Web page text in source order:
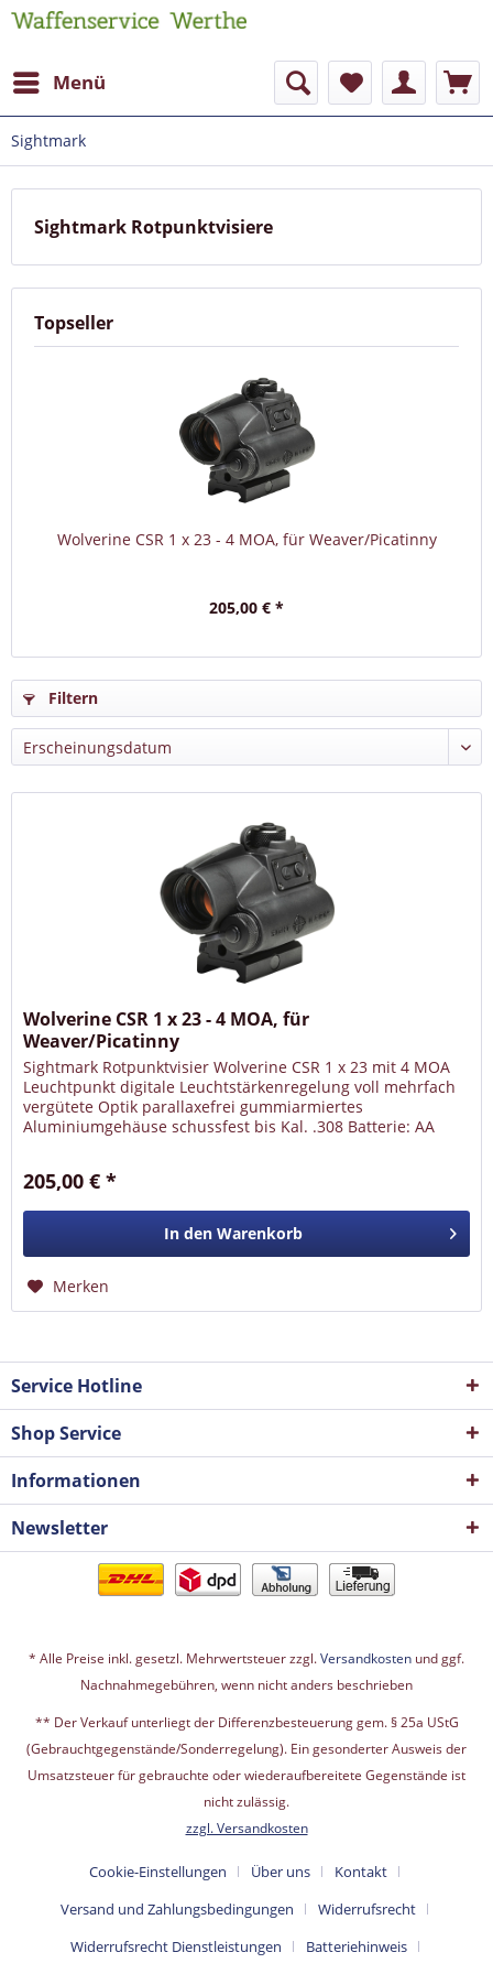
Menü
Sightmark
Sightmark Rotpunktvisiere
Topseller
Wolverine CSR 1 x 23 - 4 MOA, für Weaver/Picatinny
205,00 € *
Filtern
Wolverine CSR 1 x 23 - 4 MOA, für
Weaver/Picatinny
Sightmark Rotpunktvisier Wolverine CSR 1 x 23 mit 4 MOA
Leuchtpunkt digitale Leuchtstärkenregelung voll mehrfach
vergütete Optik parallaxefrei gummiarmiertes
Aluminiumgehäuse schussfest bis Kal. .308 Batterie: AA
205,00 € *
In den Warenkorb
Merken
Service Hotline
Shop Service
Informationen
Newsletter
* Alle Preise inkl. gesetzl. Mehrwertsteuer zzgl.Versandkosten und ggf.
Nachnahmegebühren, wenn nicht anders beschrieben
** Der Verkauf unterliegt der Differenzbesteuerung gem. § 25a UStG
(Gebrauchtgegenstände/Sonderregelung). Ein gesonderter Ausweis der
Umsatzsteuer für gebrauchte oder wiederaufbereitete Gegenstände ist
nicht zulässig.
zzgl. Versandkosten
Cookie-Einstellungen Über uns
Kontakt
Versand und Zahlungsbedingungen
Widerrufsrecht
Widerrufsrecht Dienstleistungen
Batteriehinweis